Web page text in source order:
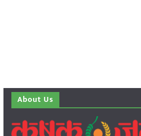
About Us